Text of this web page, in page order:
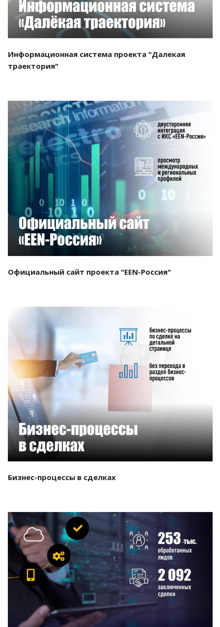
Информационная система проекта "Далекая
траектория"
Смотреть проект
Официальный сайт проекта "EEN-Россия"
Бизнес-процессы в сделках
Смотреть проект